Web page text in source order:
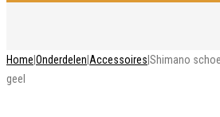
Home Onderdelen Accessoires Shimano
geel